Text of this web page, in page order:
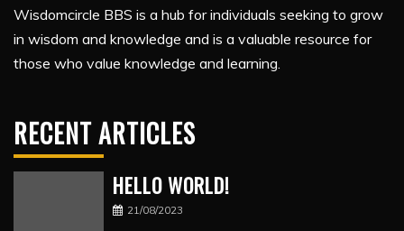
Wisdomcircle BBS is a hub for individuals seeking to grow
in wisdom and knowledge and is a valuable resource for
those who value knowledge and learning.
RECENT ARTICLES
HELLO WORLD!
21/08/2023